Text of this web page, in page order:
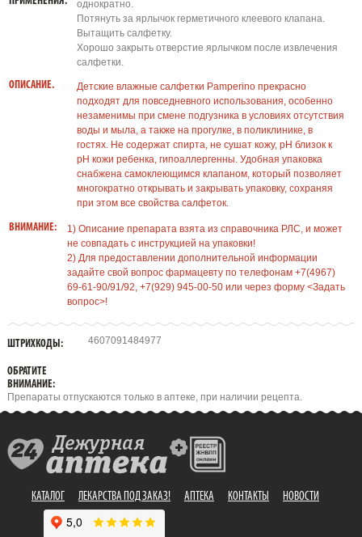
однократно.
Потянуть за ярлычок герметичного клеевого клапана.
Вытащить салфетку.
Хорошо закрыть отверстие ярлычком после извлечения
салфетки.
ОПИСАНИЕ.
Детские влажные салфетки Pamperino прекрасно
подходят для повседневного использования, особенно
незаменимы при смене подгузника в условиях отсутствия
воды и мыла, а также на прогулке, в поликлинике, в
гостях. Не содержат спирта, не сушат кожу, pH близок к
pH кожи ребенка, гипоаллергенны. Удобная упаковка
снабжена самоклеющимся клапаном, который позволяет
многократно открывать и закрывать упаковку, сохраняя
при этом все свойства салфеток.
ВНИМАНИЕ:
1) Описание препарата взята из справочника РЛС, и может
не совпадать с инструкцией на упаковки!
2) Для предоставлении дополнительной информации
задайте свой вопрос фармацевту по телефонам +7(4967)
69-61-90/91/92, +7(929) 945-00-50 или через форму <Задать
вопрос>!
ШТРИХКОДЫ: 4607091484977
ОБРАТИТЕ
ВНИМАНИЕ:
Препараты отпускаются только в аптеке, при наличии рецепта.
КАТАЛОГ ЛЕКАРСТВА ПОД ЗАКАЗ! АПТЕКА КОНТАКТЫ НОВОСТИ